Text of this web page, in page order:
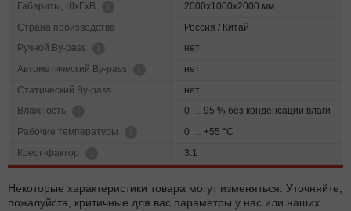
Габариты, ШхГхВ
2000х1000х2000 мм
Страна производства
Россия / Китай
Ручной By-pass
нет
Автоматический By-pass
нет
Статический By-pass
нет
Влажность
0 … 95 % без конденсации влаги
Рабочие температуры
0 … +55 °C
Крест-фактор
3:1
Некоторые характеристики товара могут изменяться. Уточняйте,
пожалуйста, критичные для вас параметры у нас или наших